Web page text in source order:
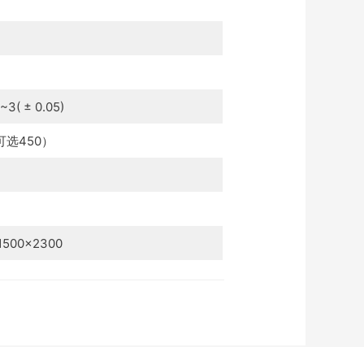
± 0.05)
450）